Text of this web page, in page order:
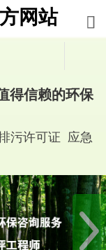
网站
得信赖的环保
污许可证 应急